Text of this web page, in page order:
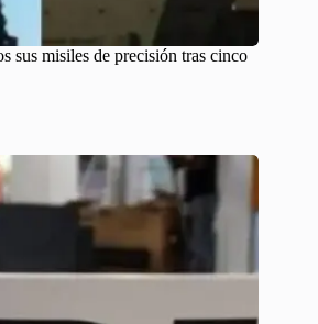
sus misiles de precisión tras cinco